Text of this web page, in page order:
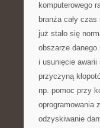
komputerowego
branża cały
już stało się
obszarze
i usunięcie
przyczyną
np. pomoc przy
oprogramowania
odzyskiwanie